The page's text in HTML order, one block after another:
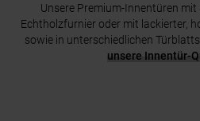
Unsere Premium-Innentüren
Echtholzfurnier oder mit lackierter,
sowie in unterschiedlichen
unsere Innentür-